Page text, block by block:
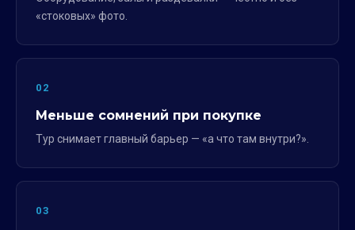
«стоковых» фото.
02
Меньше сомнений при покупке
Тур снимает главный барьер — «а что там внутри?».
03